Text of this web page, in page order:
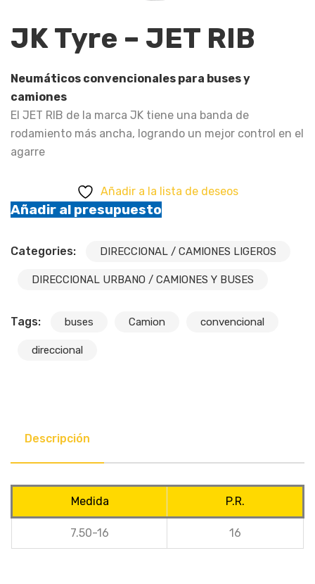
JK Tyre – JET RIB
Neumáticos convencionales para buses y
camiones
El JET RIB de la marca JK tiene una banda de
rodamiento más ancha, logrando un mejor control en el
agarre
Añadir a la lista de deseos
Añadir al presupuesto
Categories: DIRECCIONAL / CAMIONES LIGEROS
DIRECCIONAL URBANO / CAMIONES Y BUSES
Tags: buses Camion convencional
direccional
Descripción
Medida P.R.
7.50-16 16